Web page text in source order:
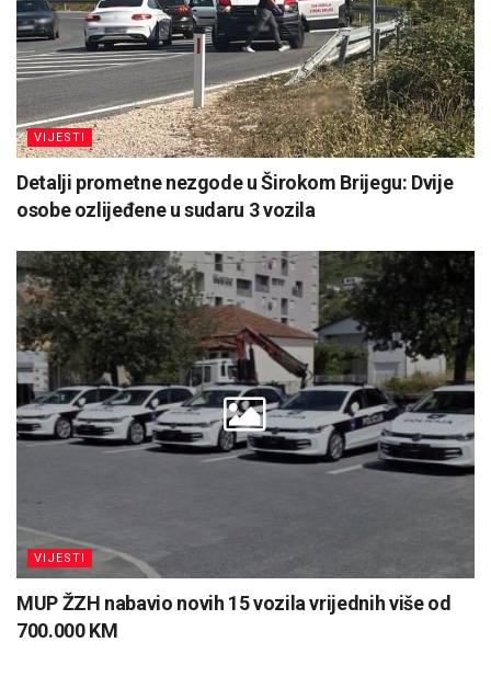
VIJESTI
Detalji prometne nezgode u Širokom Brijegu: Dvije
osobe ozlijeđene u sudaru 3 vozila
VIJESTI
MUP ŽZH nabavio novih 15 vozila vrijednih više od
700.000 KM